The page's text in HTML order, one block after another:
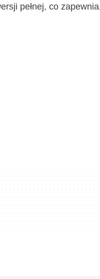
pełnej, co